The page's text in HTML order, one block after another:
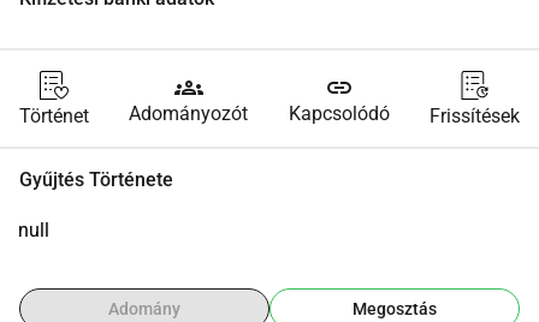
Történet
groups
Adományozót
link
Kapcsolódó Frissítések
Gyűjtés Története
null
Adomány Megosztás